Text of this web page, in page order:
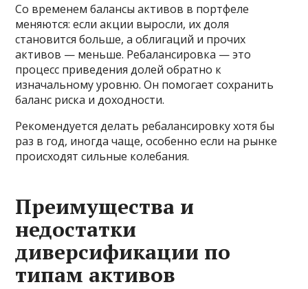
Со временем балансы активов в портфеле
меняются: если акции выросли, их доля
становится больше, а облигаций и прочих
активов — меньше. Ребалансировка — это
процесс приведения долей обратно к
изначальному уровню. Он помогает сохранить
баланс риска и доходности.
Рекомендуется делать ребалансировку хотя бы
раз в год, иногда чаще, особенно если на рынке
происходят сильные колебания.
Преимущества и
недостатки
диверсификации по
типам активов